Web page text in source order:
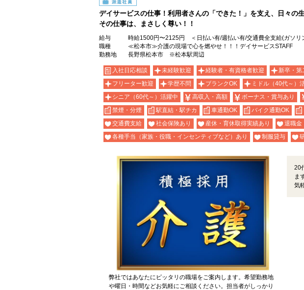
派遣社員
デイサービスの仕事！利用者さんの「できた！」を支え、日々の
その仕事は、まさしく尊い！！
給与
時給1500円〜2125円 ＜日払い有/週払い有/交通費全支給(ガソリ
職種
≪松本市≫介護の現場で心を燃やせ！！！デイサービスSTAFF
勤務地
長野県松本市 ※松本駅周辺
入社日応相談 未経験歓迎 経験者・有資格者歓迎 新卒・第
フリーター歓迎
学歴不問 ブランクOK ミドル（40代～）
シニア（60代～）活躍中
高収入・高額 ボーナス・賞与あり
禁煙・分煙
駅直結・駅チカ 車通勤OK バイク通勤OK
交通費支給
社会保険あり 産休・育休取得実績あり
退職金
各種手当（家族・役職・インセンティブなど）あり
制服貸与
弊社ではあなたにピッタリの職場をご案内します。希望勤務地
や曜日・時間などお気軽にご相談ください。担当者がしっかり
20
ま
気